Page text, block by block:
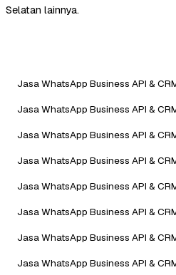
Selatan lainnya.
Jasa WhatsApp Business API &
Jasa WhatsApp Business API &
Jasa WhatsApp Business API &
Jasa WhatsApp Business API &
Jasa WhatsApp Business API &
Jasa WhatsApp Business API &
Jasa WhatsApp Business API &
Jasa WhatsApp Business API &